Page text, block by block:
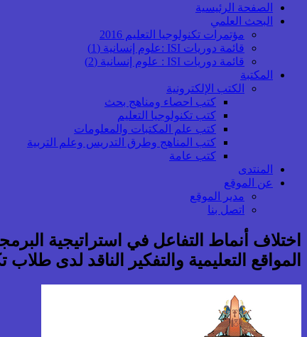
الصفحة الرئيسية
البحث العلمي
مؤتمرات تكنولوجيا التعليم 2016
قائمة دوريات ISI :علوم إنسانية (1)
قائمة دوريات ISI : علوم إنسانية (2)
المكتبة
الكتب الإلكترونية
كتب احصاء ومناهج بحث
كتب تكنولوجيا التعليم
كتب علم المكتبات والمعلومات
كتب المناهج وطرق التدريس وعلم التربية
كتب عامة
المنتدى
عن الموقع
مدير الموقع
اتصل بنا
اختلاف أنماط التفاعل في استراتيجية
المواقع التعليمية والتفكير الناقد لدى طلاب